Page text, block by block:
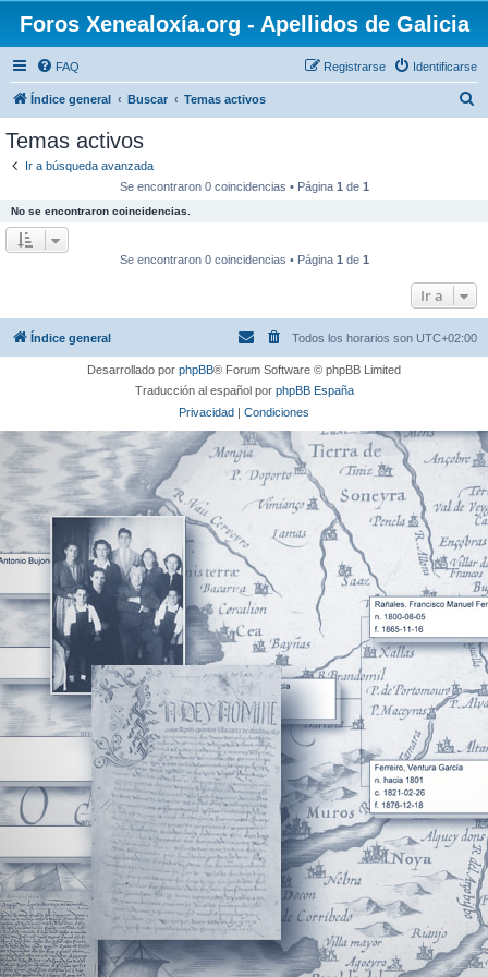
Foros Xenealoxía.org - Apellidos de Galicia
FAQ Identificarse
Registrarse
Índice general Buscar Temas activos
Temas activos
Ir a búsqueda avanzada
Se encontraron 0 coincidencias • Página 1 de 1
No se encontraron coincidencias.
Se encontraron 0 coincidencias • Página 1 de 1
Ir a
Índice general Todos los horarios son UTC+02:00
Desarrollado por phpBB® Forum Software © phpBB Limited
Traducción al español por phpBB España
Privacidad | Condiciones